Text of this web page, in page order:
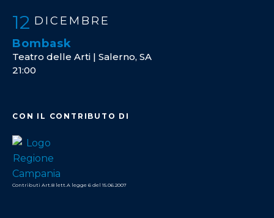
12 DICEMBRE
Bombask
Teatro delle Arti | Salerno, SA
21:00
CON IL CONTRIBUTO DI
Contributi Art.8 lett.A legge 6 del 15.06.2007